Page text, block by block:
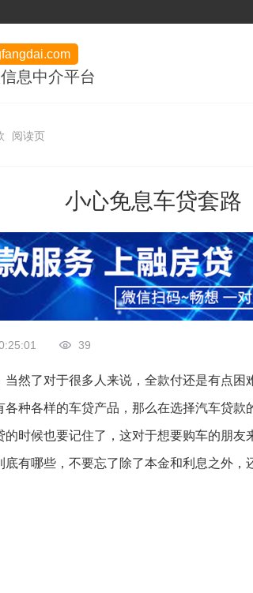
息中介平台
在线贷款
在线申请、在线放款
平台公告
企业贷款 行业新闻
阅读页
小心免息车贷套路
39
然了对于很多人来说，全款付还是有点困
种各样的车贷产品，那么在选择汽车贷
时候也要记住了，这对于想要购车的朋
有哪些，不要忘了除了本金和利息之外，